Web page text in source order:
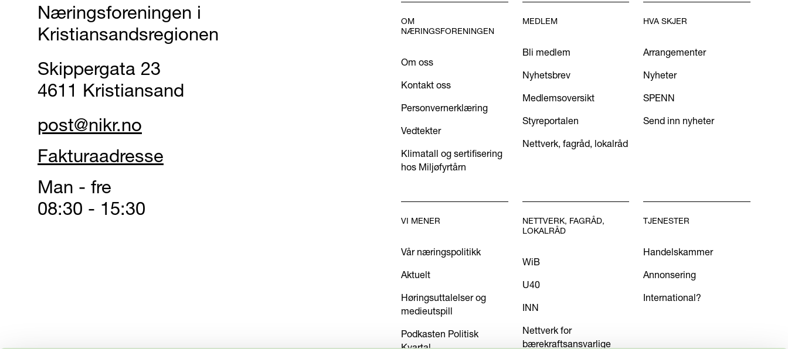
Næringsforeningen i
Kristiansandsregionen
Skippergata 23
4611 Kristiansand
post@nikr.no
Fakturaadresse
Man - fre
08:30 - 15:30
OM
NÆRINGSFORENINGEN
Om oss
Kontakt oss
Personvernerklæring
Vedtekter
Klimatall og sertifisering
hos Miljøfyrtårn
MEDLEM
Bli medlem
Nyhetsbrev
Medlemsoversikt
Styreportalen
Nettverk, fagråd, lokalråd
HVA SKJER
Arrangementer
Nyheter
SPENN
Send inn nyheter
VI MENER
Vår næringspolitikk
Aktuelt
Høringsuttalelser og
medieutspill
Podkasten Politisk
NETTVERK, FAGRÅD,
LOKALRÅD
WiB
U40
INN
Nettverk for
bærekraftsansvarlige
TJENESTER
Handelskammer
Annonsering
International?